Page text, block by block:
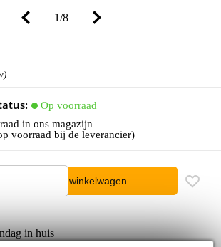
1/8
Op voorraad
in ons magazijn
voorraad bij de leverancier)
In winkelwagen
in huis